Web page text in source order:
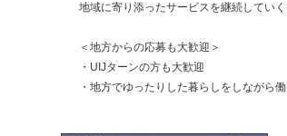
地域に寄り添ったサービスを継続してい
＜地方からの応募も大歓迎＞
・UIJターンの方も大歓迎
・地方でゆったりした暮らしをしながら